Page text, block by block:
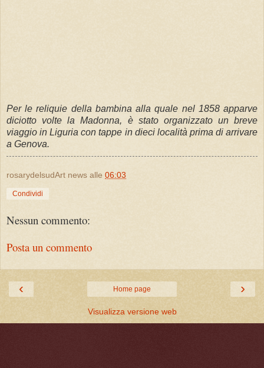
Per le reliquie della bambina alla quale nel 1858 apparve
diciotto volte la Madonna, è stato organizzato un breve
viaggio in Liguria con tappe in dieci località prima di arrivare
a Genova.
rosarydelsudArt news alle 06:03
Condividi
Nessun commento:
Posta un commento
‹ ›
Home page
Visualizza versione web